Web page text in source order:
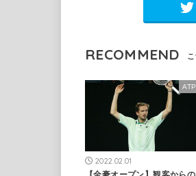
RECOMMEND
ATP
2022.02.01